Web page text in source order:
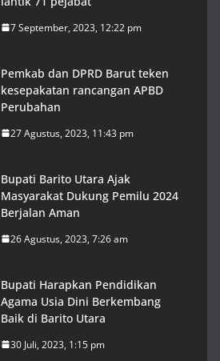
7 September, 2023, 12:22 pm
Pemkab dan DPRD Barut teken
kesepakatan rancangan APBD
Perubahan
27 Agustus, 2023, 11:43 pm
Bupati Barito Utara Ajak
Masyarakat Dukung Pemilu 2024
Berjalan Aman
26 Agustus, 2023, 7:26 am
Bupati Harapkan Pendidikan
Agama Usia Dini Berkembang
Baik di Barito Utara
30 Juli, 2023, 1:15 pm